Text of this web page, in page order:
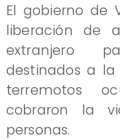
El gobierno de
liberación de
extranjero
destinados a
terremotos
cobraron la
personas.